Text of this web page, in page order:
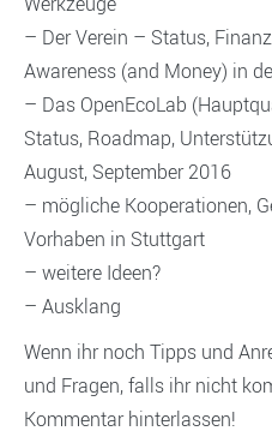
– Der Verein – Status,
Awareness (and Money) in
– Das OpenEcoLab
Status, Roadmap,
August, September 2016
– mögliche Kooperationen,
Vorhaben in Stuttgart
– weitere Ideen?
– Ausklang
Wenn ihr noch Tipps und
und Fragen, falls ihr nicht
Kommentar hinterlassen!